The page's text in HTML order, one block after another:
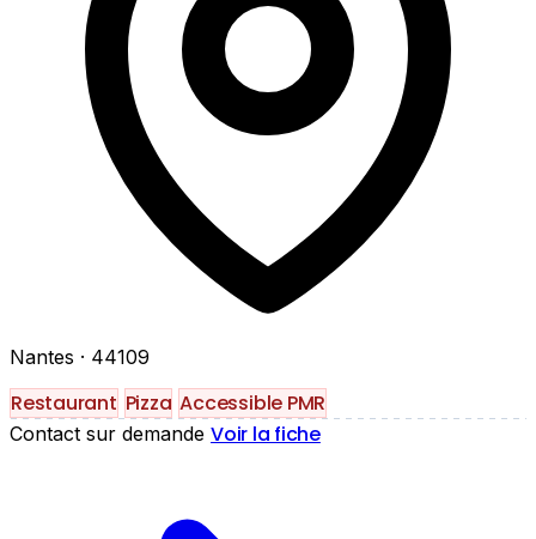
Nantes · 44109
Restaurant Pizza Accessible PMR
Contact sur demande Voir la fiche